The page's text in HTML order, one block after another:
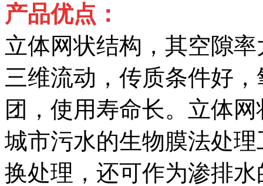
产品优点：
立体网状结构，其空隙
三维流动，传质条件好
团，使用寿命长。立体
城市污水的生物膜法处
换处理，还可作为渗排